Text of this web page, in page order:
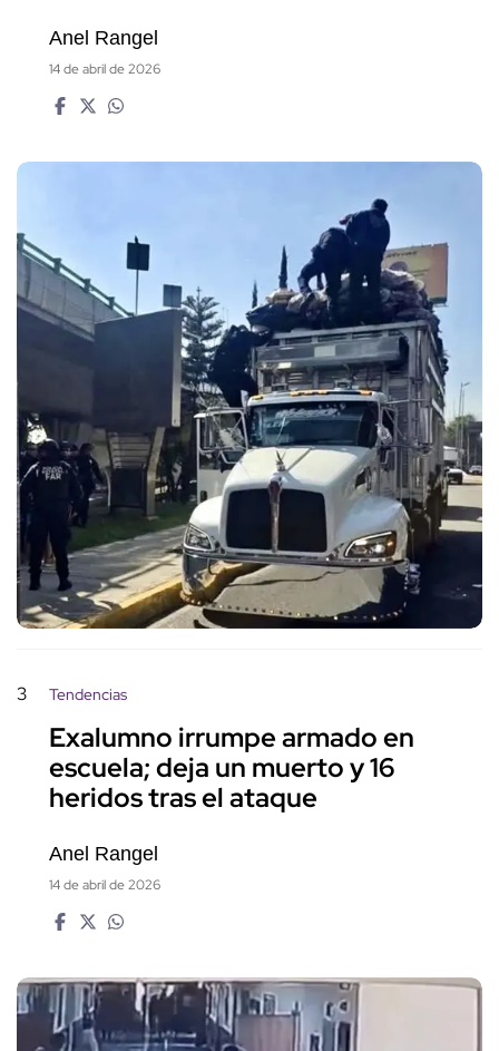
Anel Rangel
14 de abril de 2026
3 Tendencias
Exalumno irrumpe armado en
escuela; deja un muerto y 16
heridos tras el ataque
Anel Rangel
14 de abril de 2026